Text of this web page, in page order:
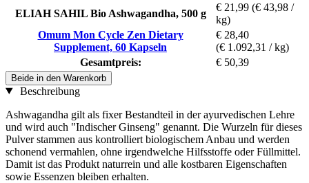
ELIAH SAHIL Bio Ashwagandha, 500 g
€ 21,99 (€ 43,98 /
kg)
Omum Mon Cycle Zen Dietary
Supplement, 60 Kapseln
€ 28,40
(€ 1.092,31 / kg)
Gesamtpreis:
€ 50,39
Beide in den Warenkorb
Beschreibung
Ashwagandha gilt als fixer Bestandteil in der ayurvedischen Lehre
und wird auch "Indischer Ginseng" genannt. Die Wurzeln für dieses
Pulver stammen aus kontrolliert biologischem Anbau und werden
schonend vermahlen, ohne irgendwelche Hilfsstoffe oder Füllmittel.
Damit ist das Produkt naturrein und alle kostbaren Eigenschaften
sowie Essenzen bleiben erhalten.